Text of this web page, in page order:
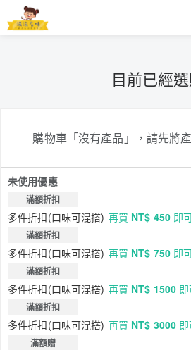
目前已經
購物車「沒有產品」，請先將
未使用優惠
滿額折扣
多件折扣(口味可混搭) 再買 NT$ 450即
滿額折扣
多件折扣(口味可混搭) 再買 NT$ 750即
滿額折扣
多件折扣(口味可混搭) 再買 NT$ 1500
滿額折扣
多件折扣(口味可混搭) 再買 NT$ 3000
滿額贈